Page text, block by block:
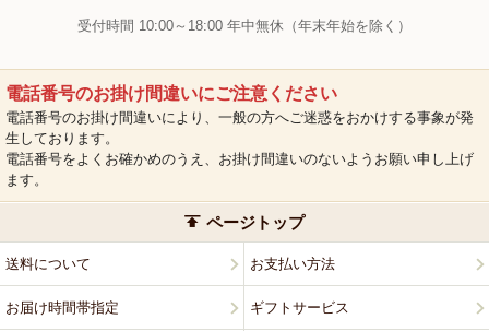
受付時間 10:00～18:00 年中無休（年末年始を除く）
電話番号のお掛け間違いにご注意ください
電話番号のお掛け間違いにより、一般の方へご迷惑をおかけする事象が発
生しております。
電話番号をよくお確かめのうえ、お掛け間違いのないようお願い申し上げ
ます。
ページトップ
送料について お支払い方法
お届け時間帯指定 ギフトサービス